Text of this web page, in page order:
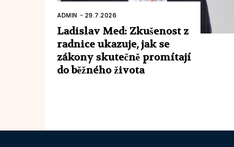
ADMIN - 29.7.2026
Ladislav Med: Zkušenost z
radnice ukazuje, jak se
zákony skutečně promítají
do běžného života